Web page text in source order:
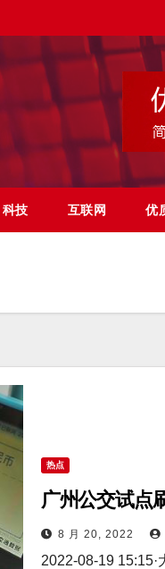
科技 互联网 优
热点
广州公交试点
8 月 20, 2022
2022-08-19